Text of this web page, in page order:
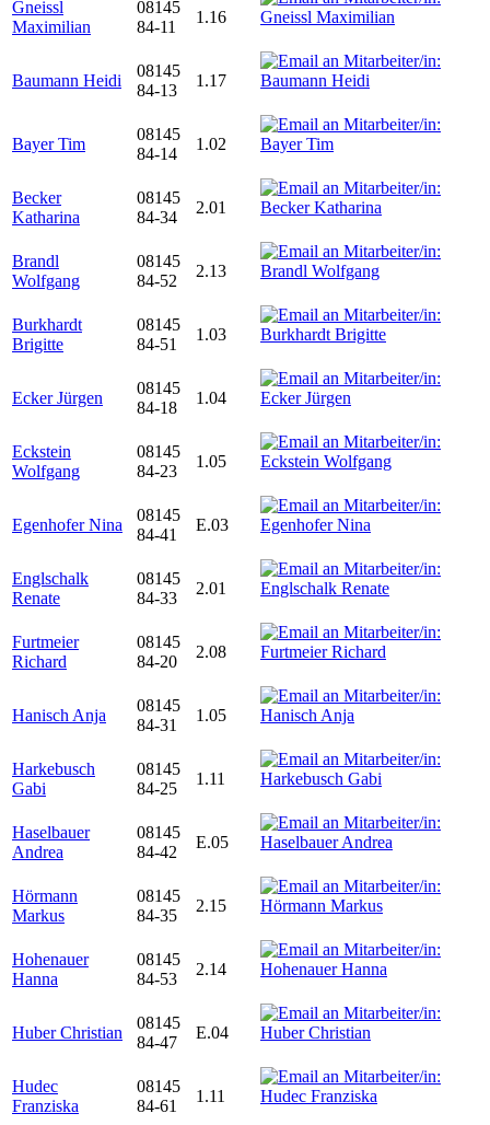
Gneissl
Maximilian
08145
84-11
1.16
Baumann Heidi
08145
84-13
1.17
Bayer Tim
08145
84-14
1.02
Becker
Katharina
08145
84-34
2.01
Brandl
Wolfgang
08145
84-52
2.13
Burkhardt
Brigitte
08145
84-51
1.03
Ecker Jürgen
08145
84-18
1.04
Eckstein
Wolfgang
08145
84-23
1.05
Egenhofer Nina
08145
84-41
E.03
Englschalk
Renate
08145
84-33
2.01
Furtmeier
Richard
08145
84-20
2.08
Hanisch Anja
08145
84-31
1.05
Harkebusch
Gabi
08145
84-25
1.11
Haselbauer
Andrea
08145
84-42
E.05
Hörmann
Markus
08145
84-35
2.15
Hohenauer
Hanna
08145
84-53
2.14
Huber Christian
08145
84-47
E.04
Hudec
Franziska
08145
84-61
1.11